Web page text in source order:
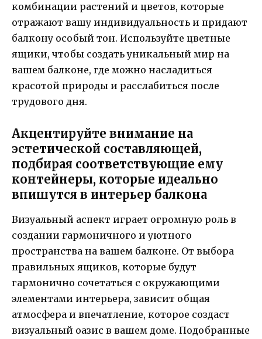
комбинации растений и цветов, которые
отражают вашу индивидуальность и придают
балкону особый тон. Используйте цветные
ящики, чтобы создать уникальный мир на
вашем балконе, где можно насладиться
красотой природы и расслабиться после
трудового дня.
Акцентируйте внимание на
эстетической составляющей,
подбирая соответствующие ему
контейнеры, которые идеально
впишутся в интерьер балкона
Визуальный аспект играет огромную роль в
создании гармоничного и уютного
пространства на вашем балконе. От выбора
правильных ящиков, которые будут
гармонично сочетаться с окружающими
элементами интерьера, зависит общая
атмосфера и впечатление, которое создаст
визуальный оазис в вашем доме. Подобранные